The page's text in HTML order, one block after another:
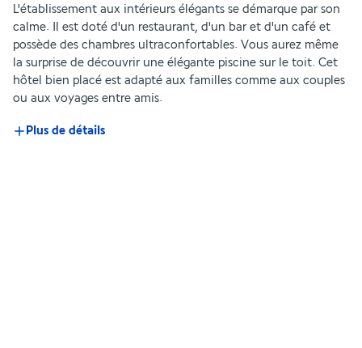
L'établissement aux intérieurs élégants se démarque par son
calme. Il est doté d'un restaurant, d'un bar et d'un café et
possède des chambres ultraconfortables. Vous aurez même
la surprise de découvrir une élégante piscine sur le toit. Cet
hôtel bien placé est adapté aux familles comme aux couples
ou aux voyages entre amis.
Plus de détails